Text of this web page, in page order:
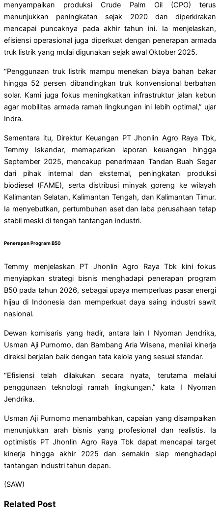
menyampaikan produksi Crude Palm Oil (CPO) terus
menunjukkan peningkatan sejak 2020 dan diperkirakan
mencapai puncaknya pada akhir tahun ini. Ia menjelaskan,
efisiensi operasional juga diperkuat dengan penerapan armada
truk listrik yang mulai digunakan sejak awal Oktober 2025.
“Penggunaan truk listrik mampu menekan biaya bahan bakar
hingga 52 persen dibandingkan truk konvensional berbahan
solar. Kami juga fokus meningkatkan infrastruktur jalan kebun
agar mobilitas armada ramah lingkungan ini lebih optimal,” ujar
Indra.
Sementara itu, Direktur Keuangan PT Jhonlin Agro Raya Tbk,
Temmy Iskandar, memaparkan laporan keuangan hingga
September 2025, mencakup penerimaan Tandan Buah Segar
dari pihak internal dan eksternal, peningkatan produksi
biodiesel (FAME), serta distribusi minyak goreng ke wilayah
Kalimantan Selatan, Kalimantan Tengah, dan Kalimantan Timur.
Ia menyebutkan, pertumbuhan aset dan laba perusahaan tetap
stabil meski di tengah tantangan industri.
Penerapan Program B50
Temmy menjelaskan PT Jhonlin Agro Raya Tbk kini fokus
menyiapkan strategi bisnis menghadapi penerapan program
B50 pada tahun 2026, sebagai upaya memperluas pasar energi
hijau di Indonesia dan memperkuat daya saing industri sawit
nasional.
Dewan komisaris yang hadir, antara lain I Nyoman Jendrika,
Usman Aji Purnomo, dan Bambang Aria Wisena, menilai kinerja
direksi berjalan baik dengan tata kelola yang sesuai standar.
“Efisiensi telah dilakukan secara nyata, terutama melalui
penggunaan teknologi ramah lingkungan,” kata I Nyoman
Jendrika.
Usman Aji Purnomo menambahkan, capaian yang disampaikan
menunjukkan arah bisnis yang profesional dan realistis. Ia
optimistis PT Jhonlin Agro Raya Tbk dapat mencapai target
kinerja hingga akhir 2025 dan semakin siap menghadapi
tantangan industri tahun depan.
(SAW)
Related Post